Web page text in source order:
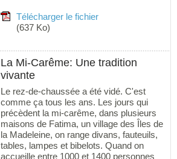
Télécharger le fichier
(637 Ko)
La Mi-Carême: Une tradition
vivante
Le rez-de-chaussée a été vidé. C'est
comme ça tous les ans. Les jours qui
précèdent la mi-carême, dans plusieurs
maisons de Fatima, un village des Îles de
la Madeleine, on range divans, fauteuils,
tables, lampes et bibelots. Quand on
accueille entre 1000 et 1400 personnes